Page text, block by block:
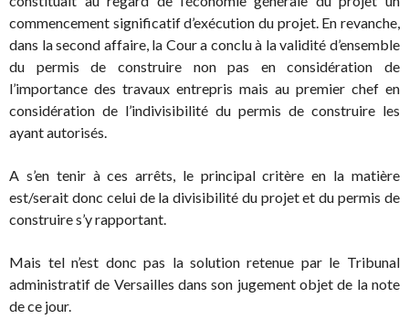
commencement significatif d’exécution du projet. En revanche,
dans la second affaire, la Cour a conclu à la validité d’ensemble
du permis de construire non pas en considération de
l’importance des travaux entrepris mais au premier chef en
considération de l’indivisibilité du permis de construire les
ayant autorisés.
A s’en tenir à ces arrêts, le principal critère en la matière
est/serait donc celui de la divisibilité du projet et du permis de
construire s’y rapportant.
Mais tel n’est donc pas la solution retenue par le Tribunal
administratif de Versailles dans son jugement objet de la note
de ce jour.